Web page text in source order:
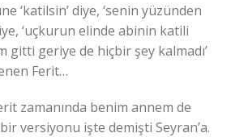
‘katilsin’ diye, ‘senin yüzünden
‘uçkurun elinde abinin katili
gitti geriye de hiçbir şey kalmadı’
Ferit…
zamanında benim annem de
versiyonu işte demişti Seyran’a.